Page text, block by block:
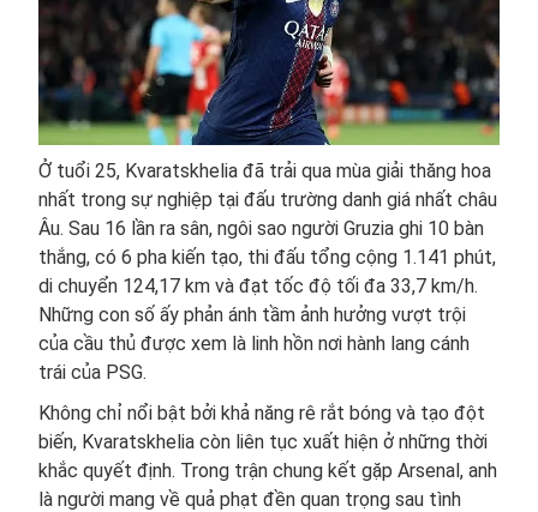
Ở tuổi 25, Kvaratskhelia đã trải qua mùa giải thăng hoa
nhất trong sự nghiệp tại đấu trường danh giá nhất châu
Âu. Sau 16 lần ra sân, ngôi sao người Gruzia ghi 10 bàn
thắng, có 6 pha kiến tạo, thi đấu tổng cộng 1.141 phút,
di chuyển 124,17 km và đạt tốc độ tối đa 33,7 km/h.
Những con số ấy phản ánh tầm ảnh hưởng vượt trội
của cầu thủ được xem là linh hồn nơi hành lang cánh
trái của PSG.
Không chỉ nổi bật bởi khả năng rê rắt bóng và tạo đột
biến, Kvaratskhelia còn liên tục xuất hiện ở những thời
khắc quyết định. Trong trận chung kết gặp Arsenal, anh
là người mang về quả phạt đền quan trọng sau tình